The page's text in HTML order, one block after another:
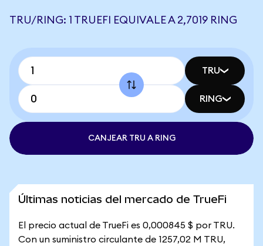
TRU/RING: 1 TRUEFI EQUIVALE A 2,7019 RING
TRU
RING
CANJEAR TRU A RING
Últimas noticias del mercado de TrueFi
El precio actual de TrueFi es 0,000845 $ por TRU.
Con un suministro circulante de 1257,02 M TRU,